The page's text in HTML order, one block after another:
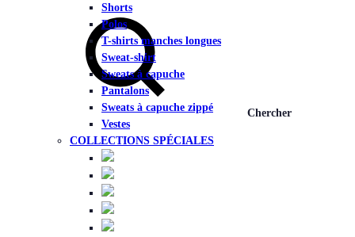
Chercher
Shorts
Polos
T-shirts manches longues
Sweat-shirt
Sweats à capuche
Pantalons
Sweats à capuche zippé
Vestes
COLLECTIONS SPÉCIALES